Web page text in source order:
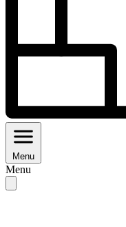
Menu
Menu